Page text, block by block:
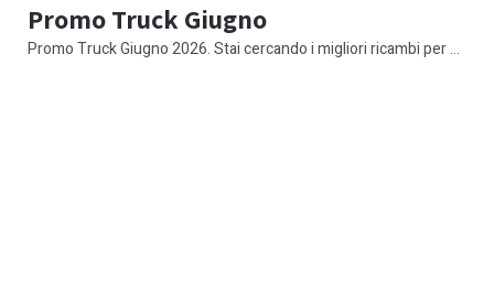
Promo Truck Giugno
Promo Truck Giugno 2026. Stai cercando i migliori ricambi per ...